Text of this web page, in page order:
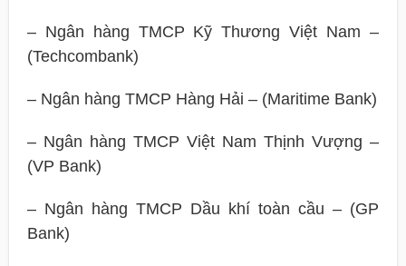
– Ngân hàng TMCP Kỹ Thương Việt Nam –
(Techcombank)
– Ngân hàng TMCP Hàng Hải – (Maritime Bank)
– Ngân hàng TMCP Việt Nam Thịnh Vượng –
(VP Bank)
– Ngân hàng TMCP Dầu khí toàn cầu – (GP
Bank)